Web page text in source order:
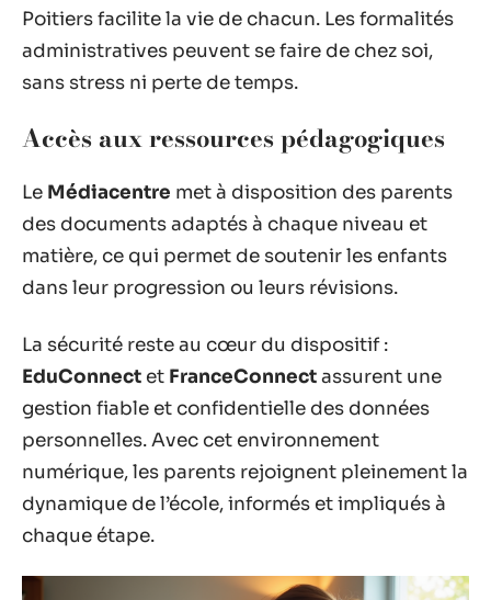
Poitiers facilite la vie de chacun. Les formalités
administratives peuvent se faire de chez soi,
sans stress ni perte de temps.
Accès aux ressources pédagogiques
Le Médiacentre met à disposition des parents
des documents adaptés à chaque niveau et
matière, ce qui permet de soutenir les enfants
dans leur progression ou leurs révisions.
La sécurité reste au cœur du dispositif :
EduConnect et FranceConnectassurent une
gestion fiable et confidentielle des données
personnelles. Avec cet environnement
numérique, les parents rejoignent pleinement la
dynamique de l’école, informés et impliqués à
chaque étape.